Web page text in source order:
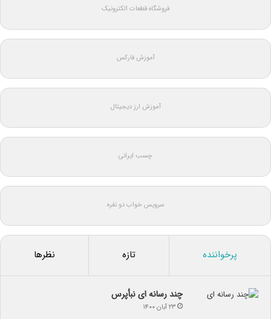
فروشگاه قطعات الکترونیک
آموزش فارکس
آموزش ارز دیجیتال
چسب ایرانی
سرویس خواب دو نفره
پرخواننده تازه نظرها
چند رسانه ای نبأپرس
۲۳ آبان ۱۴۰۰